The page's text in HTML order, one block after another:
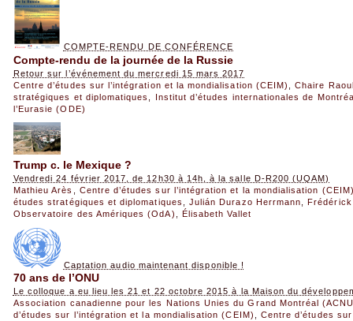
COMPTE-RENDU DE CONFÉRENCE
Compte-rendu de la journée de la Russie
Retour sur l’événement du mercredi 15 mars 2017
Centre d’études sur l’intégration et la mondialisation (CEIM)
,Chaire
stratégiques et diplomatiques
Institut d’études internationales de
l’Eurasie (ODE)
Trump c. le Mexique ?
Vendredi 24 février 2017, de 12h30 à 14h, à la salle D-R200 (UQAM)
Mathieu Arès
Centre d’études sur l’intégration et la mondialisation
études stratégiques et diplomatiques
Julián Durazo Herrmann ,Frédérick
Observatoire des Amériques (OdA)
Élisabeth Vallet
Captation audio maintenant disponible !
70 ans de l’ONU
Le colloque a eu lieu les 21 et 22 octobre 2015 à la Maison du
Association canadienne pour les Nations Unies du Grand Montréal
d’études sur l’intégration et la mondialisation (CEIM)
Centre d’études